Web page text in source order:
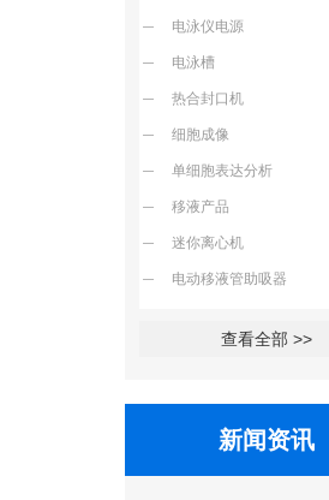
电泳仪电源
电泳槽
热合封口机
细胞成像
单细胞表达分析
移液产品
迷你离心机
电动移液管助吸器
查看全部 >>
新闻资讯